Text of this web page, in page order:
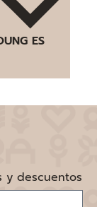
ES
y descuentos